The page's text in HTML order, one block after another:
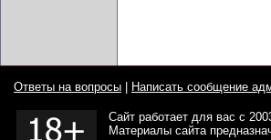
Ответы на вопросы Написать сообщение
Сайт работает для вас с
Материалы сайта